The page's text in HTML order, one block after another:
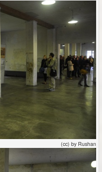
(cc) by Rushan